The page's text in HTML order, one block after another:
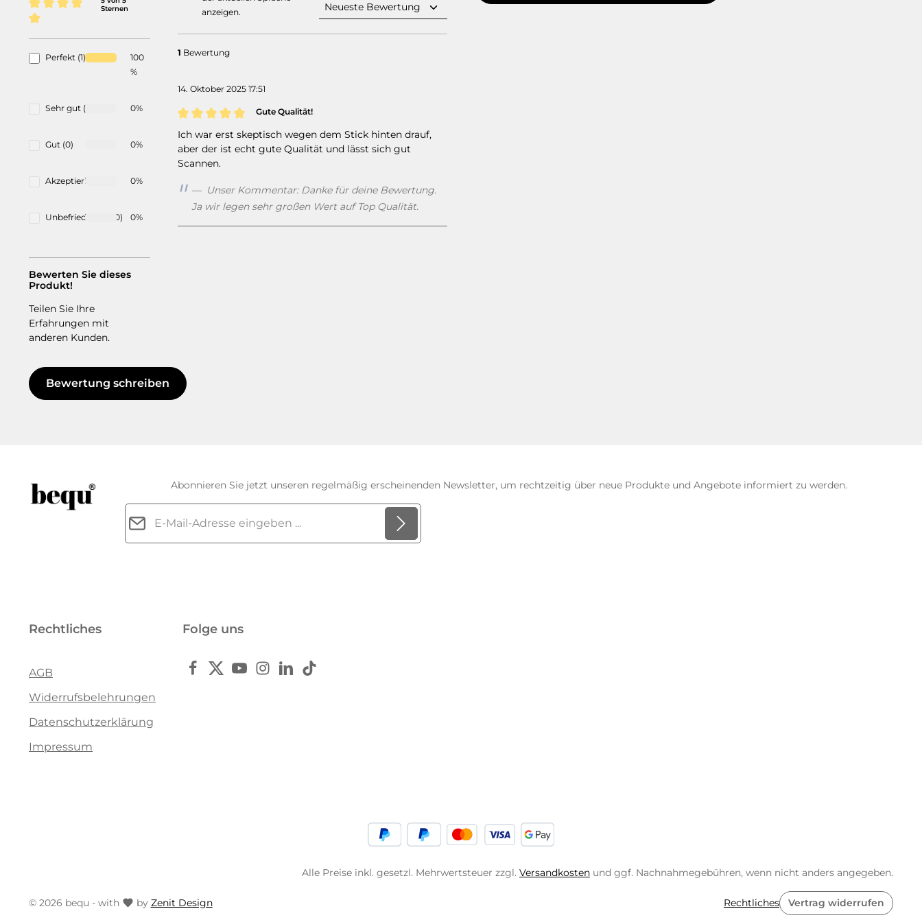
Durchschnittliche Bewertung von 5 von 5 Sternen
Sternen
Perfekt (1)
100
%
Sehr gut (0) 0%
Gut (0) 0%
Akzeptierbar (0) 0%
Unbefriedigend (0) 0%
Bewerten Sie dieses
Produkt!
Teilen Sie Ihre
Erfahrungen mit
anderen Kunden.
Bewertung schreiben
anzeigen.
1 Bewertung
14. Oktober 2025 17:51
Bewertung mit 5 von 5 Sternen
Gute Qualität!
Ich war erst skeptisch wegen dem Stick hinten drauf,
aber der ist echt gute Qualität und lässt sich gut
Scannen.
Unser Kommentar: Danke für deine Bewertung.
Ja wir legen sehr großen Wert auf Top Qualität.
Abonnieren Sie jetzt unseren regelmäßig erscheinenden Newsletter, um rechtzeitig über neue Produkte und Angebote informiert zu werden.
E-Mail-Adresse*
Rechtliches
AGB
Widerrufsbelehrungen
Datenschutzerklärung
Impressum
Folge uns
Alle Preise inkl. gesetzl. Mehrwertsteuer zzgl. Versandkosten und ggf. Nachnahmegebühren, wenn nicht anders angegeben.
© 2026 bequ - with by Zenit Design Rechtliches Vertrag widerrufen